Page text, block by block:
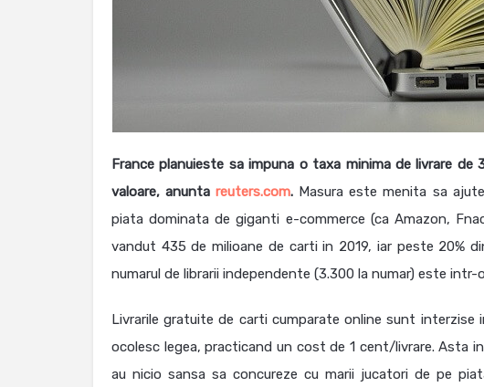
France planuieste sa impuna o taxa minima de livrare
valoare, anuntareuters.com. Masura este menita sa
piata dominata de giganti e-commerce (ca Amazon,
vandut 435 de milioane de carti in 2019, iar peste
numarul de librarii independente (3.300 la numar) este
Livrarile gratuite de carti cumparate online sunt
ocolesc legea, practicand un cost de 1 cent/livrare. Asta
au nicio sansa sa concureze cu marii jucatori de pe